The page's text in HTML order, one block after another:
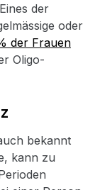
der
oder
der Frauen
Oligo-
bekannt
kann zu